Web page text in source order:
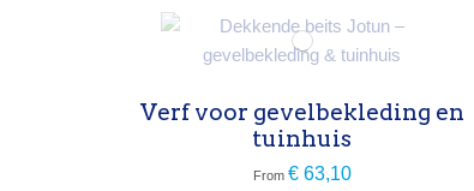
Verf voor gevelbekleding en
tuinhuis
From € 63,10